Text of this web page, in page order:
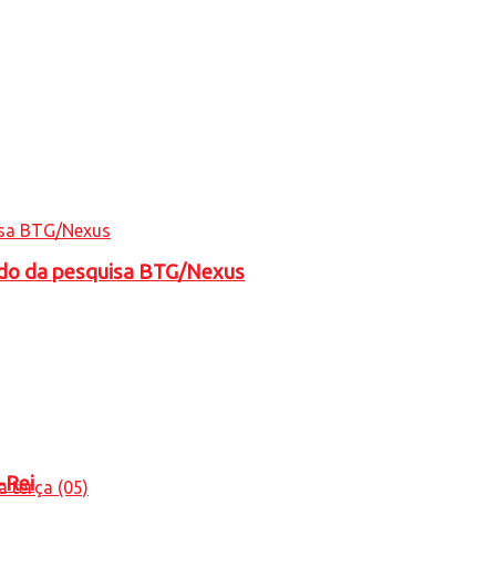
da pesquisa BTG/Nexus